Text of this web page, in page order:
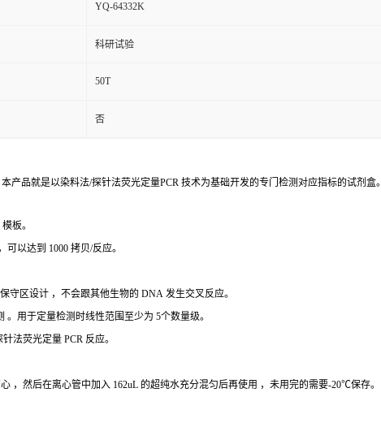
YQ-64332K
科研试验
50T
否
产品就是以染料法/探针法荧光定量PCR 技术为基础开发的专门检测对应指标的试剂盒。
板。
以达到 1000 拷贝/反应。
区设计 ，不会跟其他生物的 DNA 发生交叉反应。
用于定量检测时线性范围至少为 5个数量级。
法荧光定量 PCR 反应。
，然后在离心管中加入 162uL 的超纯水充分混匀后再使用 ，未用完的需要-20℃保存。